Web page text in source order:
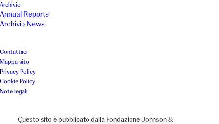
Archivio
Annual Reports
Archivio News
Contattaci
Mappa sito
Privacy Policy
Cookie Policy
Note legali
Questo sito è pubblicato dalla Fondazione Johnson &